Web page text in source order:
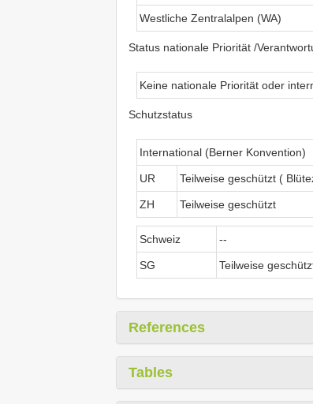
Westliche Zentralalpen (WA)
Status nationale Priorität /
Keine nationale Priorität oder
Schutzstatus
International (Berner Konvention)
UR Teilweise geschützt (
ZH Teilweise geschützt
Schweiz --
SG Teilweise
References
Tables